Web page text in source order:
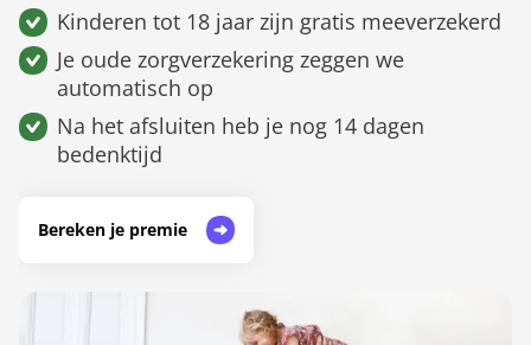
Kinderen tot 18 jaar zijn gratis meeverzekerd
Je oude zorgverzekering zeggen we
automatisch op
Na het afsluiten heb je nog 14 dagen
bedenktijd
Bereken je premie